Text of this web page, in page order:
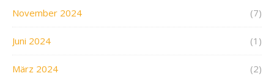
November 2024 (7)
Juni 2024 (1)
März 2024 (2)